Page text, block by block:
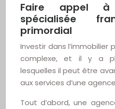
Faire appel
spécialisée
primordial
Investir dans l’immobilier
complexe, et il y a
lesquelles il peut être
aux services d’une
Tout d’abord, une